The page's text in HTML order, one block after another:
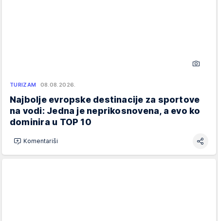
TURIZAM 08.08.2026.
Najbolje evropske destinacije za sportove
na vodi: Jedna je neprikosnovena, a evo ko
dominira u TOP 10
Komentariši